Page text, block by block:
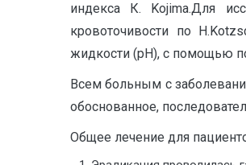
индекса К. Kojima.Для
кровоточивости по
жидкости (рН), с помощью
Всем больным с
обоснованное,
Общее лечение для